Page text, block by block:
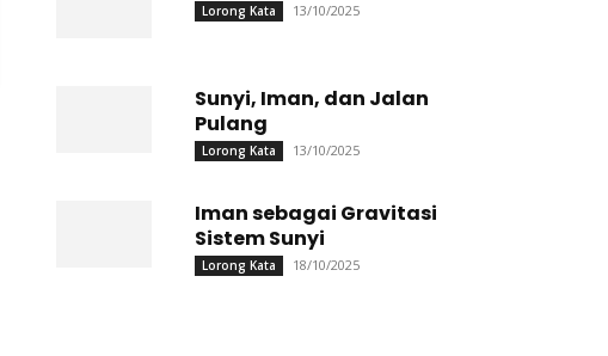
Lorong Kata 13/10/2025
Sunyi, Iman, dan Jalan
Pulang
Lorong Kata 13/10/2025
Iman sebagai Gravitasi
Sistem Sunyi
Lorong Kata 18/10/2025